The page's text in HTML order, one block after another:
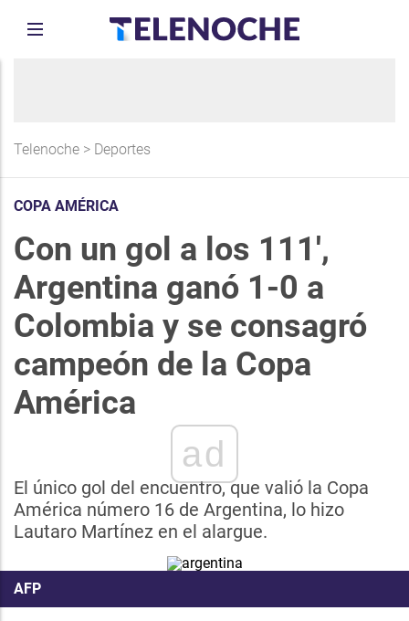
Telenoche > Deportes
COPA AMÉRICA
Con un gol a los 111',
Argentina ganó 1-0 a
Colombia y se consagró
campeón de la Copa
América
ad
El único gol del encuentro, que valió la Copa
América número 16 de Argentina, lo hizo
Lautaro Martínez en el alargue.
AFP